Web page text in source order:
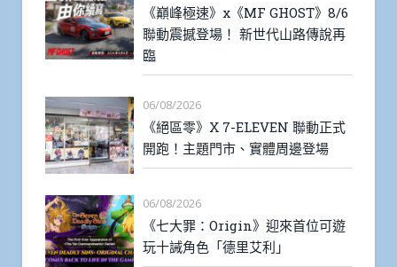
《巔峰極速》x《MF GHOST》8/6
聯動震撼登場！ 新世代山路傳說再
臨
06/08/2026
《絕區零》X 7-ELEVEN 聯動正式
開跑！主題門市、實體周邊登場
06/08/2026
《七大罪：Origin》迎來首位可遊
玩十誡角色「德里艾利」